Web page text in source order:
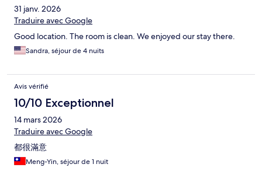
31 janv. 2026
Traduire avec Google
Good location. The room is clean. We enjoyed our stay there.
Sandra, séjour de 4 nuits
Avis vérifié
10/10 Exceptionnel
14 mars 2026
Traduire avec Google
都很滿意
Meng-Yin, séjour de 1 nuit